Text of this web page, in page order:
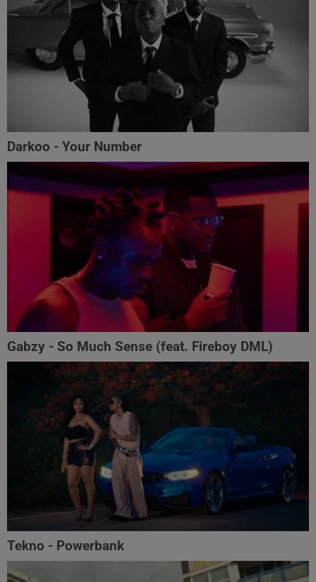
Darkoo - Your Number
Gabzy - So Much Sense (feat. Fireboy DML)
Tekno - Powerbank